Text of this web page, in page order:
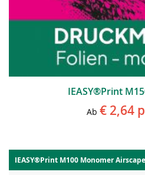
IEASY®Print
Ab € 2,64
IEASY®Print M100 Monomer Airscape